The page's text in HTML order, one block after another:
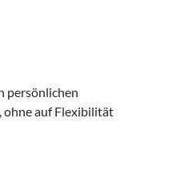
persönlichen
ohne auf Flexibilität